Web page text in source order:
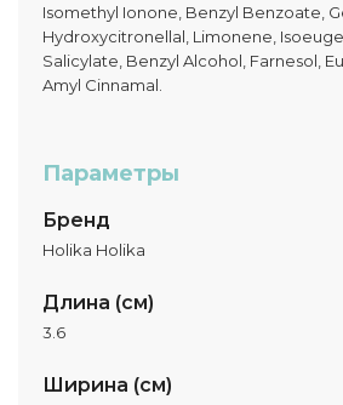
Isomethyl Ionone, Benzyl Benzoate,
Hydroxycitronellal, Limonene,
Salicylate, Benzyl Alcohol, Farnesol,
Amyl Cinnamal.
Параметры
Бренд
Holika Holika
Длина (см)
3.6
Ширина (см)